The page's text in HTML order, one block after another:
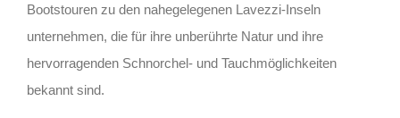
Bootstouren zu den nahegelegenen Lavezzi-Inseln
unternehmen, die für ihre unberührte Natur und ihre
hervorragenden Schnorchel- und Tauchmöglichkeiten
bekannt sind.